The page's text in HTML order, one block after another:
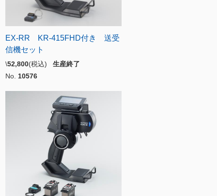
EX-RR KR-415FHD付き 送受
信機セット
\52,800(税込) 生産終了
No. 10576